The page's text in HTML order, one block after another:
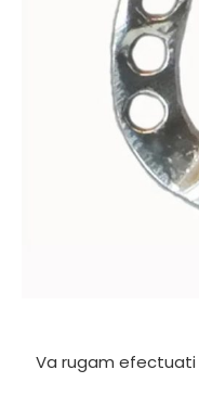
Va rugam efectuati